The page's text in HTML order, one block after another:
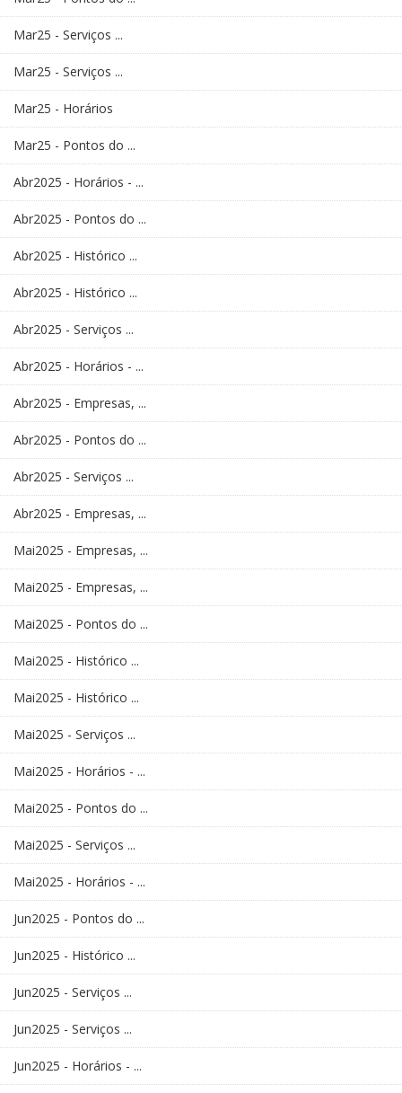
Mar25 - Serviços ...
Mar25 - Serviços ...
Mar25 - Horários
Mar25 - Pontos do ...
Abr2025 - Horários - ...
Abr2025 - Pontos do ...
Abr2025 - Histórico ...
Abr2025 - Histórico ...
Abr2025 - Serviços ...
Abr2025 - Horários - ...
Abr2025 - Empresas, ...
Abr2025 - Pontos do ...
Abr2025 - Serviços ...
Abr2025 - Empresas, ...
Mai2025 - Empresas, ...
Mai2025 - Empresas, ...
Mai2025 - Pontos do ...
Mai2025 - Histórico ...
Mai2025 - Histórico ...
Mai2025 - Serviços ...
Mai2025 - Horários - ...
Mai2025 - Pontos do ...
Mai2025 - Serviços ...
Mai2025 - Horários - ...
Jun2025 - Pontos do ...
Jun2025 - Histórico ...
Jun2025 - Serviços ...
Jun2025 - Serviços ...
Jun2025 - Horários - ...